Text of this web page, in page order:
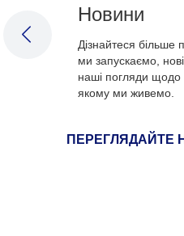
Новини
Дізнайтеся більше
ми запускаємо,
наші погляди щодо
якому ми живемо.
ПЕРЕГЛЯДАЙТЕ
PREVIOUS SLIDE